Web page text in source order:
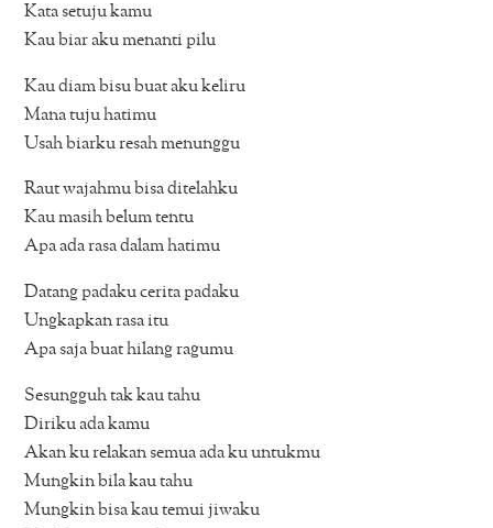
Kata setuju kamu
Kau biar aku menanti pilu
Kau diam bisu buat aku keliru
Mana tuju hatimu
Usah biarku resah menunggu
Raut wajahmu bisa ditelahku
Kau masih belum tentu
Apa ada rasa dalam hatimu
Datang padaku cerita padaku
Ungkapkan rasa itu
Apa saja buat hilang ragumu
Sesungguh tak kau tahu
Diriku ada kamu
Akan ku relakan semua ada ku untukmu
Mungkin bila kau tahu
Mungkin bisa kau temui jiwaku